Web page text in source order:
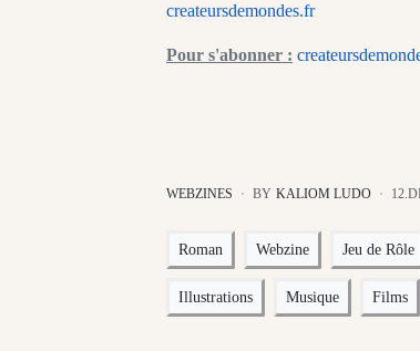
createursdemondes.fr
Pour s'abonner :
WEBZINES BY KALIOM LUDO
Roman Webzine Jeu de Rôle
Illustrations Musique Films